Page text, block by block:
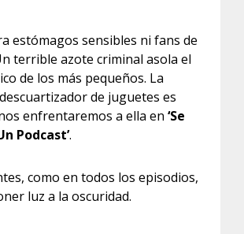
estómagos sensibles ni fans de
terrible azote criminal asola el
de los más pequeños. La
de juguetes es
enfrentaremos a ella en‘Se
Podcast’.
como en todos los episodios,
luz a la oscuridad.